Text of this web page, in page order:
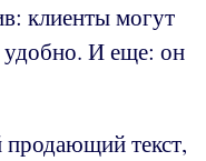
клиенты могут
удобно. И еще: он
текст,